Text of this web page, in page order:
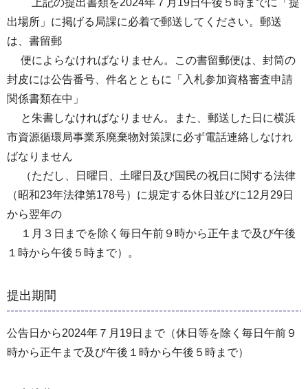
上記の提出書類を2024年７月19日午後５時までに「提
出場所」に掲げる局課に必着で郵送してください。郵送
は、書留郵
便によらなければなりません。この書留郵便は、封筒の
封皮には公告番号、件名とともに「入札参加資格審査申請
関係書類在中」
と朱書しなければなりません。また、郵送した日に横浜
市資源循環局事業系廃棄物対策課に必ず電話連絡しなけれ
ばなりません
（ただし、日曜日、土曜日及び国民の祝日に関する法律
（昭和23年法律第178号）に規定する休日並びに12月29日
から翌年の
１月３日までを除く毎日午前９時から正午まで及び午後
１時から午後５時まで）。
提出期間
公告日から2024年７月19日まで（休日等を除く毎日午前９
時から正午まで及び午後１時から午後５時まで）